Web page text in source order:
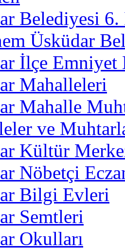
Belediyesi 6.
Üsküdar
İlçe
Mahalleleri
Mahalle
ve
Kültür
Nöbetçi
Bilgi Evleri
Semtleri
Okulları